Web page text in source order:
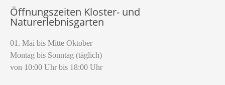
Öffnungszeiten Kloster- und
Naturerlebnisgarten
01. Mai bis Mitte Oktober
Montag bis Sonntag (täglich)
von 10:00 Uhr bis 18:00 Uhr